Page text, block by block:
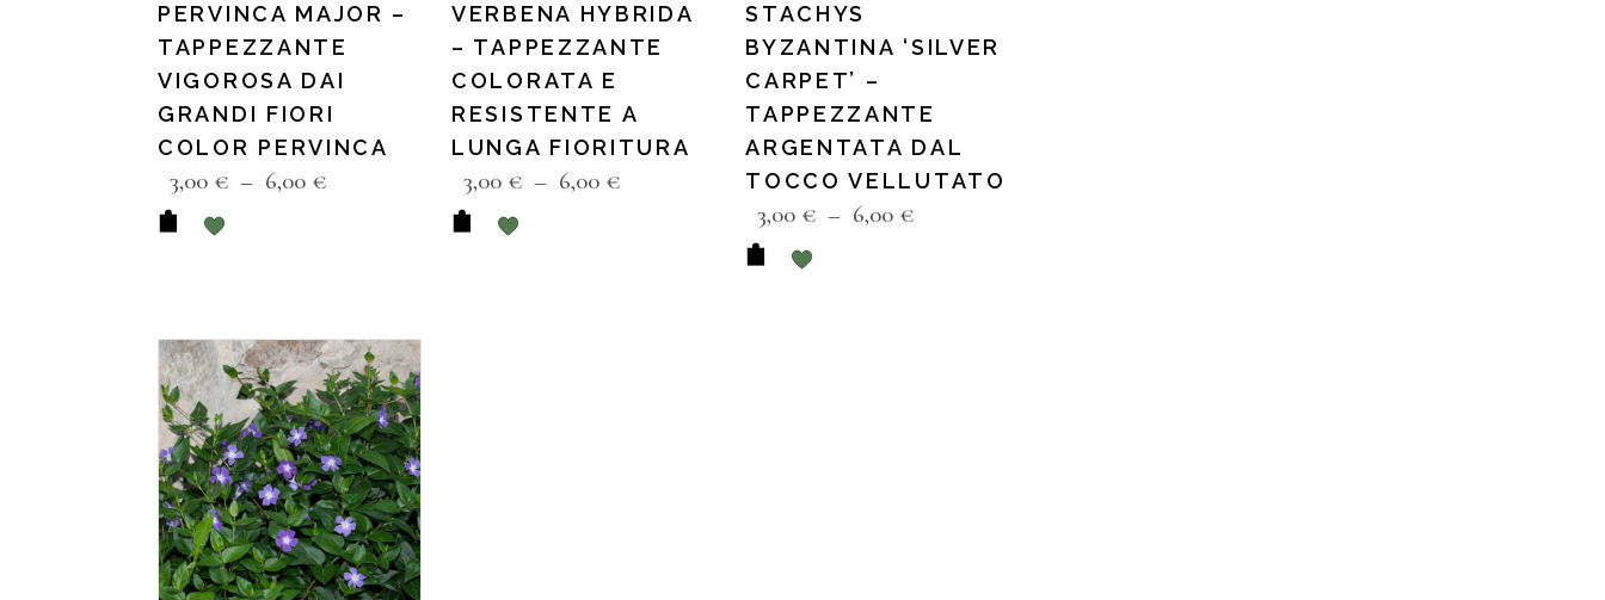
PERVINCA MAJOR –
TAPPEZZANTE
VIGOROSA DAI
GRANDI FIORI
COLOR PERVINCA
3,00 € – 6,00 €
VERBENA HYBRIDA
– TAPPEZZANTE
COLORATA E
RESISTENTE A
LUNGA FIORITURA
3,00 € – 6,00 €
STACHYS
BYZANTINA ‘SILVER
CARPET’ –
TAPPEZZANTE
ARGENTATA DAL
TOCCO VELLUTATO
3,00 € – 6,00 €